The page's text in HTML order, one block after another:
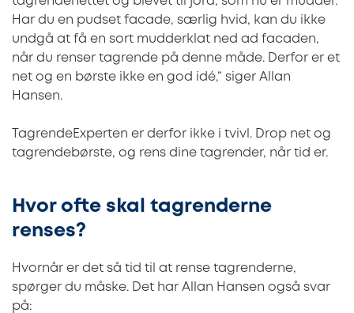
Har du en pudset facade, særlig hvid, kan du ikke
undgå at få en sort mudderklat ned ad facaden,
når du renser tagrende på denne måde. Derfor er et
net og en børste ikke en god idé,” siger Allan
Hansen.
TagrendeExperten er derfor ikke i tvivl. Drop net og
tagrendebørste, og rens dine tagrender, når tid er.
Hvor ofte skal tagrenderne
renses?
Hvornår er det så tid til at rense tagrenderne,
spørger du måske. Det har Allan Hansen også svar
på: